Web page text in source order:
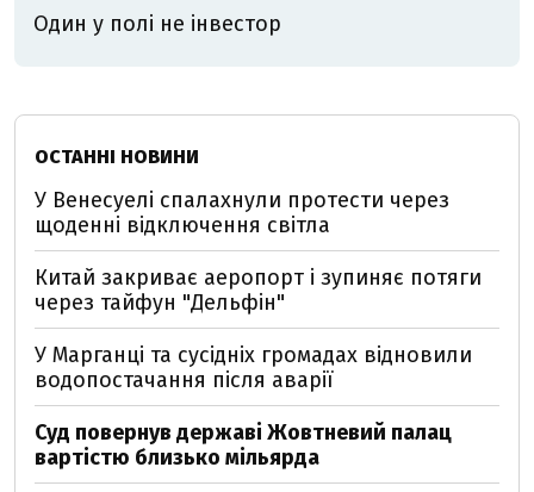
Один у полі не інвестор
ОСТАННІ НОВИНИ
У Венесуелі спалахнули протести через
щоденні відключення світла
Китай закриває аеропорт і зупиняє потяги
через тайфун "Дельфін"
У Марганці та сусідніх громадах відновили
водопостачання після аварії
Суд повернув державі Жовтневий палац
вартістю близько мільярда